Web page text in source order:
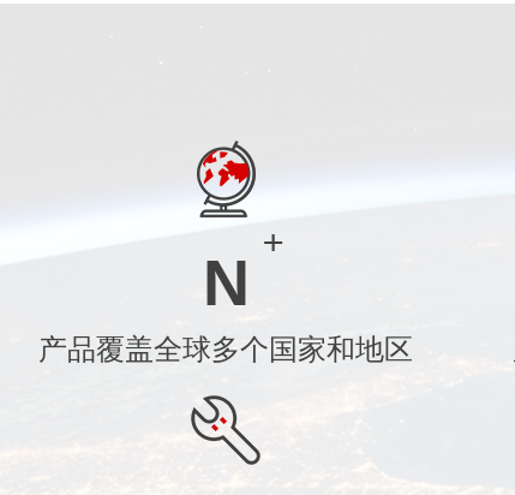
N
产品覆盖全球多个国家和地区